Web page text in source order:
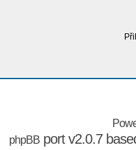
phpBBport v2.0.7